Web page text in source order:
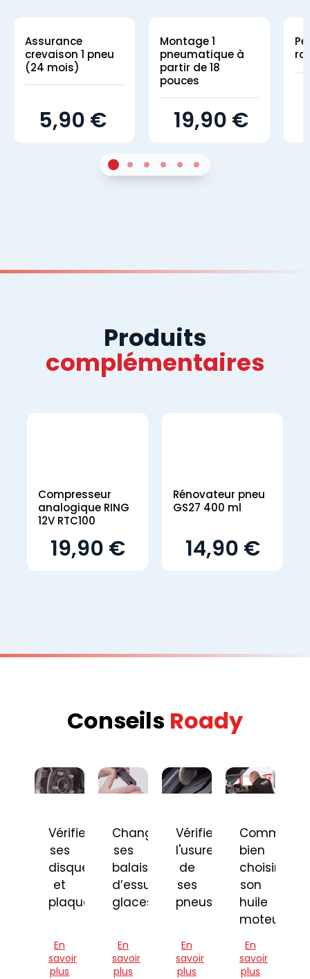
Assurance
crevaison 1 pneu
(24 mois)
5,90 €
Montage 1
pneumatique à
partir de 18
pouces
19,90 €
Sur 42Sur 43Sur 44Sur 45Sur 46Sur 4
Produits
complémentaires
Compresseur
analogique RING
12V RTC100
19,90 €
Rénovateur pneu
GS27 400 ml
14,90 €
Conseils Roady
Vérifier
ses
disques
et
plaquettes
En
savoir
plus
Changer
ses
balais
d’essuie-
glaces
En
savoir
plus
Vérifier
l'usure
de
ses
pneus
En
savoir
plus
Comment
bien
choisir
son
huile
moteur
En
savoir
plus